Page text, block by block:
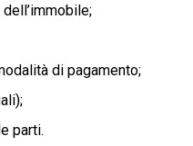
di pagamento;
parti.